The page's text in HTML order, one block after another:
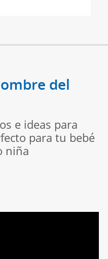
del
e ideas para
para tu bebé
niña